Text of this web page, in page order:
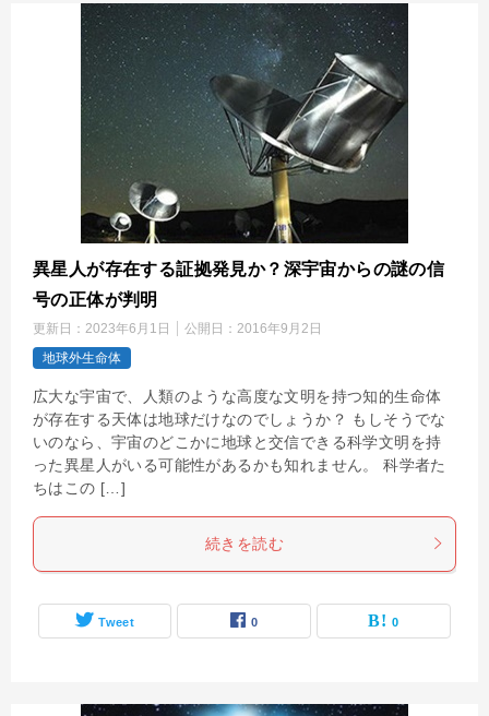
異星人が存在する証拠発見か？深宇宙からの謎の信
号の正体が判明
更新日： 2023年6月1日 公開日： 2016年9月2日
地球外生命体
広大な宇宙で、人類のような高度な文明を持つ知的生命体
が存在する天体は地球だけなのでしょうか？ もしそうでな
いのなら、宇宙のどこかに地球と交信できる科学文明を持
った異星人がいる可能性があるかも知れません。 科学者た
ちはこの […]
続きを読む
Tweet 0 0